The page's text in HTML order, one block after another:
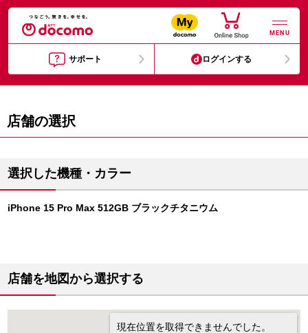
MENU
サポート ログインする
店舗の選択
選択した機種・カラー
iPhone 15 Pro Max 512GB ブラックチタニウム
店舗を地図から選択する
現在位置を取得できませんでした。